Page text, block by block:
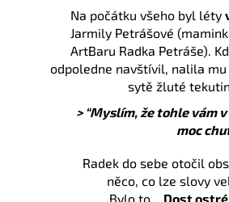
Na počátku všeho byl léty
Jarmily Petrášové
ArtBaru Radka Petráše).
odpoledne navštívil, nalila mu
sytě žluté
> “Myslím, že tohle vám
moc
Radek do sebe otočil
něco, co lze slovy
Bylo to... Dost